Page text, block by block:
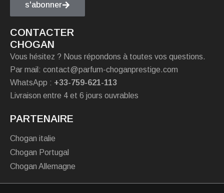
s'abonner
CONTACTER
CHOGAN
Vous hésitez ? Nous répondons à toutes vos questions.
Par mail: contact@parfum-choganprestige.com
WhatsApp : +33-759-621-113
Livraison entre 4 et 6 jours ouvrables
PARTENAIRE
Chogan italie
Chogan Portugal
Chogan Allemagne